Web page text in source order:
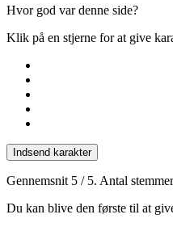
Hvor god var denne side?
Klik på en stjerne for at give
Indsend karakter
Gennemsnit 5 / 5. Antal
Du kan blive den første til at